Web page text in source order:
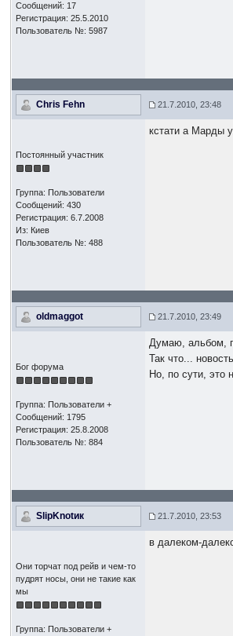
Сообщений: 17
Регистрация: 25.5.2010
Пользователь №: 5987
Chris Fehn 21.7.2010, 23:48
Постоянный участник
Группа: Пользователи
Сообщений: 430
Регистрация: 6.7.2008
Из: Киев
Пользователь №: 488
кстати а Марды
oldmaggot 21.7.2010, 23:49
Бог форума
Группа: Пользователи +
Сообщений: 1795
Регистрация: 25.8.2008
Пользователь №: 884
Думаю, альбом,
Так что...
Но, по сути, это
SlipKnotик 21.7.2010, 23:53
Они торчат под рейв и чем-то
пудрят носы, они не такие как
мы
Группа: Пользователи +
в далеком-